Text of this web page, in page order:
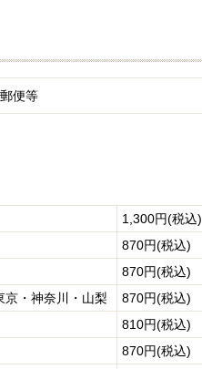
便等
1,300円(税込)
870円(税込)
870円(税込)
京・神奈川・山梨
870円(税込)
810円(税込)
870円(税込)